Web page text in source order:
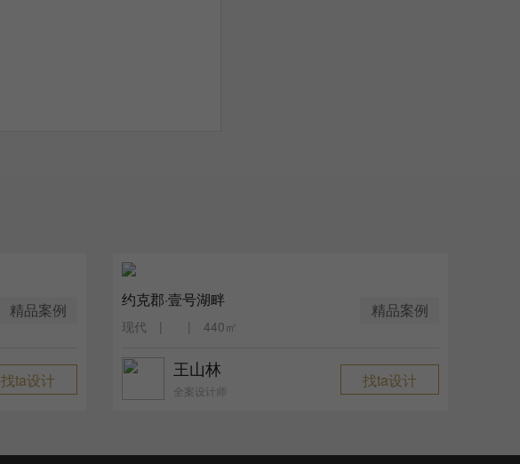
精品案例
找ta设计
精品案例
约克郡·壹号湖畔
现代 | | 440㎡
王山林
全案设计师
找ta设计